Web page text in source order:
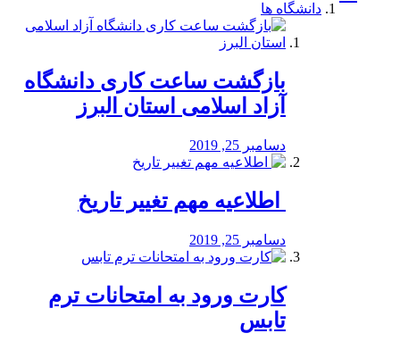
دانشگاه ها
بازگشت ساعت کاری دانشگاه
آزاد اسلامی استان البرز
دسامبر 25, 2019
️ اطلاعیه مهم تغییر تاریخ
دسامبر 25, 2019
کارت ورود به امتحانات ترم
تابس